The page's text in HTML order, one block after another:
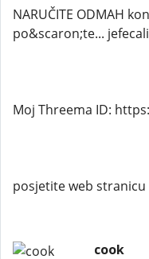
NARUČITE ODMAH
po&scaron;te...
Moj Threema ID:
posjetite web
cook